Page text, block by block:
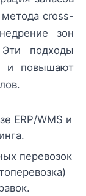
cross-
зон
Эти подходы
и повышают
ERP/WMS и
перевозок